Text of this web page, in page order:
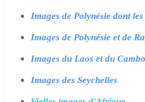
Images de Polynésie dont
Images de Polynésie et de
Images du Laos et du
Images des Seychelles